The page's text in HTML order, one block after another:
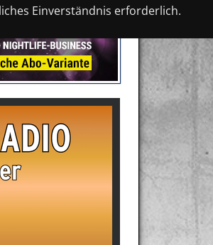
Einverständnis erforderlich.